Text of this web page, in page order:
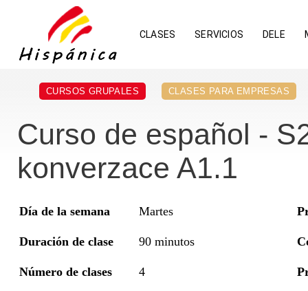
CLASES SERVICIOS DELE
CURSOS GRUPALES CLASES PARA EMPRESAS
Curso de español -
konverzace A1.1
Día de la semana Martes
Duración de clase 90 minutos
Número de clases 4